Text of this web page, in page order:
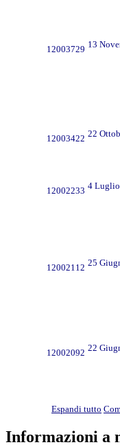
12003729 13
12003422 22
12002233 4
12002112 25
12002092 22
Espandi tutto
Informazioni a